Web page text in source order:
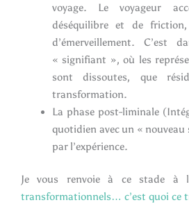
voyage. Le voyageur
déséquilibre et de
d’émerveillement. C’est
« signifiant », où les
sont dissoutes, que
transformation.
La phase post-liminale
quotidien avec un «
par l’expérience.
Je vous renvoie à ce stade à
transformationnels… c’est quoi ce